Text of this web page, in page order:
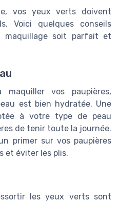
vos yeux verts doivent
Voici quelques conseils
maquillage soit parfait et
vos paupières,
est bien hydratée. Une
à votre type de peau
de tenir toute la journée.
primer sur vos paupières
et éviter les plis.
les yeux verts sont